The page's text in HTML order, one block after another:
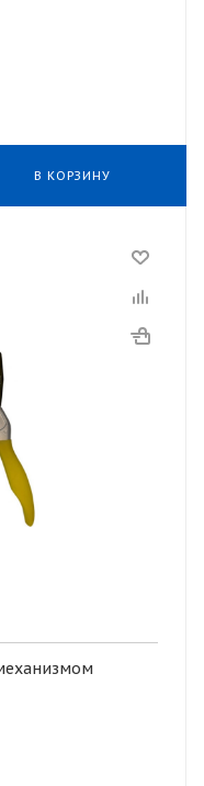
В КОРЗИНУ